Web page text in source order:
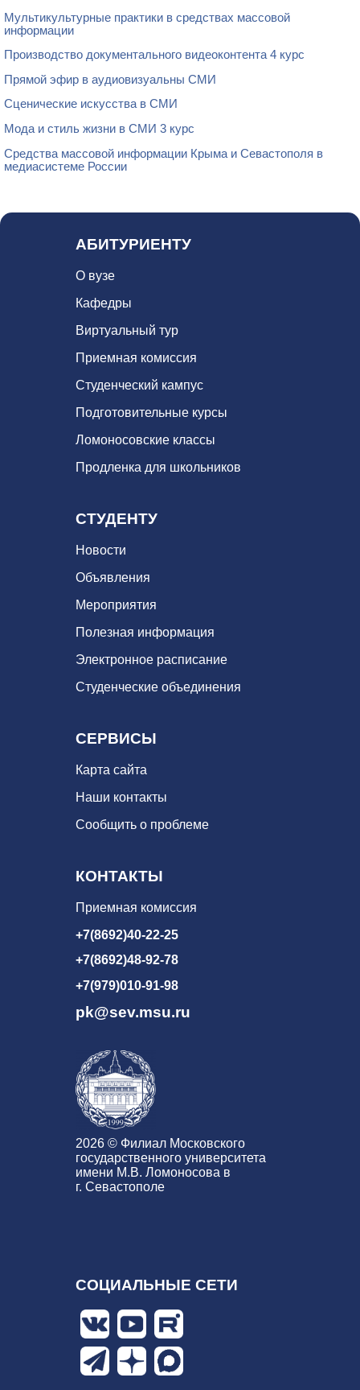
Мультикультурные практики в средствах массовой
информации
Производство документального видеоконтента 4 курс
Прямой эфир в аудиовизуальны СМИ
Сценические искусства в СМИ
Мода и стиль жизни в СМИ 3 курс
Средства массовой информации Крыма и Севастополя в
медиасистеме России
АБИТУРИЕНТУ
О вузе
Кафедры
Виртуальный тур
Приемная комиссия
Студенческий кампус
Подготовительные курсы
Ломоносовские классы
Продленка для школьников
СТУДЕНТУ
Новости
Объявления
Мероприятия
Полезная информация
Электронное расписание
Студенческие объединения
СЕРВИСЫ
Карта сайта
Наши контакты
Сообщить о проблеме
КОНТАКТЫ
Приемная комиссия
+7(8692)40-22-25
+7(8692)48-92-78
+7(979)010-91-98
pk@sev.msu.ru
2026 © Филиал Московского
государственного университета
имени М.В. Ломоносова в
г. Севастополе
СОЦИАЛЬНЫЕ СЕТИ